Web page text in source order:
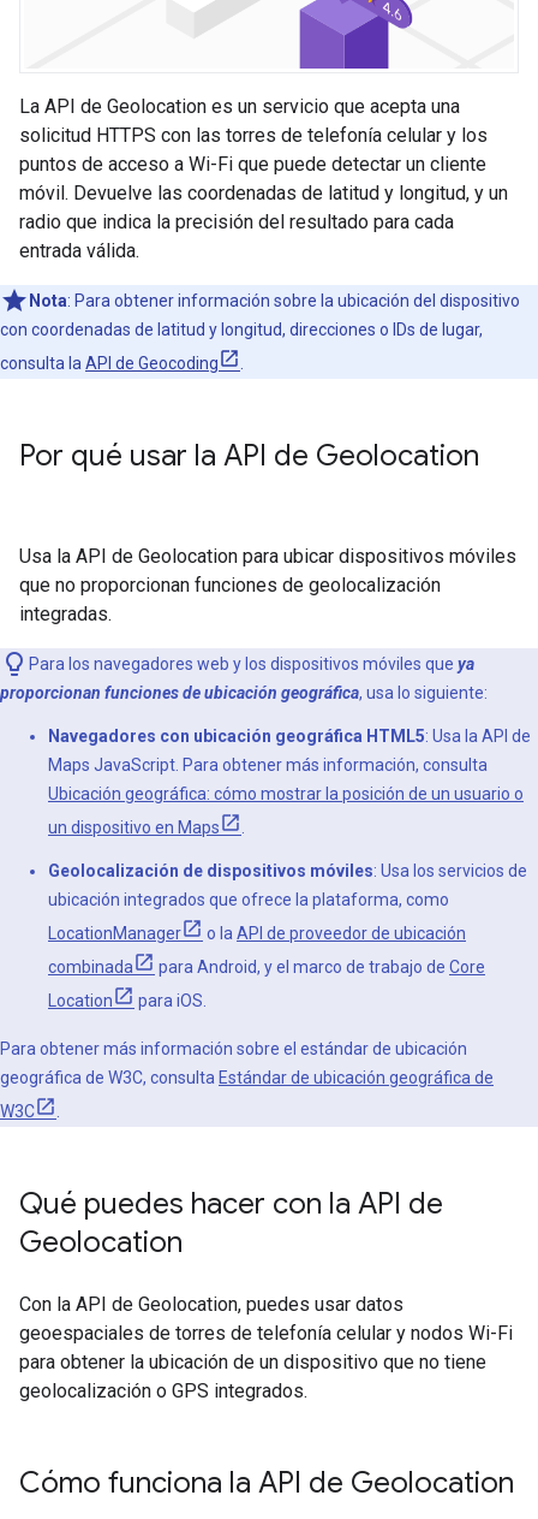
La API de Geolocation es un servicio que acepta una
solicitud HTTPS con las torres de telefonía celular y los
puntos de acceso a Wi-Fi que puede detectar un cliente
móvil. Devuelve las coordenadas de latitud y longitud, y un
radio que indica la precisión del resultado para cada
entrada válida.
Nota: Para obtener información sobre la ubicación del dispositivo
con coordenadas de latitud y longitud, direcciones o IDs de lugar,
consulta laAPI de Geocoding .
Por qué usar la API de Geolocation
Usa la API de Geolocation para ubicar dispositivos móviles
que no proporcionan funciones de geolocalización
integradas.
Para los navegadores web y los dispositivos móviles que ya
proporcionan funciones de ubicación geográfica, usa lo siguiente:
Navegadores con ubicación geográfica HTML5: Usa la API de
Maps JavaScript. Para obtener más información, consulta
Ubicación geográfica: cómo mostrar la posición de un usuario o
un dispositivo en Maps
.
Geolocalización de dispositivos móviles: Usa los servicios de
ubicación integrados que ofrece la plataforma, como
LocationManager
o laAPI de proveedor de ubicación
combinada
para Android, y el marco de trabajo de Core
Location
para iOS.
Para obtener más información sobre el estándar de ubicación
geográfica de W3C, consulta Estándar de ubicación geográfica de
W3C
.
Qué puedes hacer con la API de
Geolocation
Con la API de Geolocation, puedes usar datos
geoespaciales de torres de telefonía celular y nodos Wi-Fi
para obtener la ubicación de un dispositivo que no tiene
geolocalización o GPS integrados.
Cómo funciona la API de Geolocation